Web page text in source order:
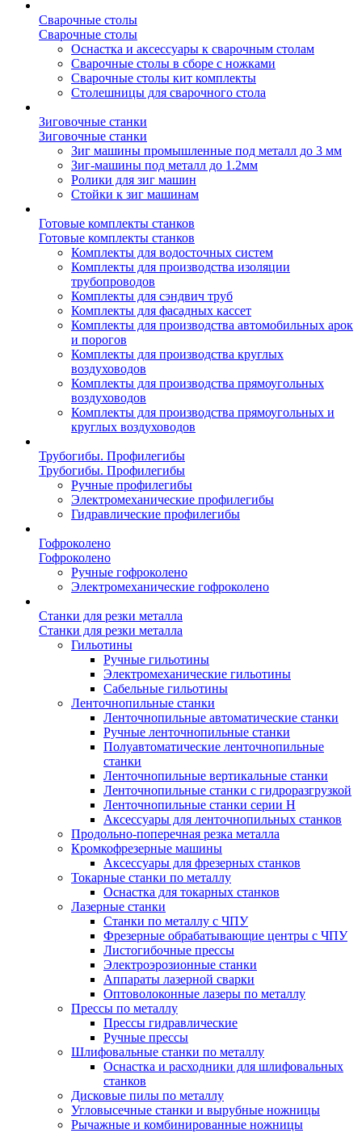
Сварочные столы
Сварочные столы
Оснастка и аксессуары к сварочным столам
Сварочные столы в сборе с ножками
Сварочные столы кит комплекты
Столешницы для сварочного стола
Зиговочные станки
Зиговочные станки
Зиг машины промышленные под металл до 3 мм
Зиг-машины под металл до 1.2мм
Ролики для зиг машин
Стойки к зиг машинам
Готовые комплекты станков
Готовые комплекты станков
Комплекты для водосточных систем
Комплекты для производства изоляции
трубопроводов
Комплекты для сэндвич труб
Комплекты для фасадных кассет
Комплекты для производства автомобильных арок
и порогов
Комплекты для производства круглых
воздуховодов
Комплекты для производства прямоугольных
воздуховодов
Комплекты для производства прямоугольных и
круглых воздуховодов
Трубогибы. Профилегибы
Трубогибы. Профилегибы
Ручные профилегибы
Электромеханические профилегибы
Гидравлические профилегибы
Гофроколено
Гофроколено
Ручные гофроколено
Электромеханические гофроколено
Станки для резки металла
Станки для резки металла
Гильотины
Ручные гильотины
Электромеханические гильотины
Сабельные гильотины
Ленточнопильные станки
Ленточнопильные автоматические станки
Ручные ленточнопильные станки
Полуавтоматические ленточнопильные
станки
Ленточнопильные вертикальные станки
Ленточнопильные станки с гидроразгрузкой
Ленточнопильные станки серии H
Аксессуары для ленточнопильных станков
Продольно-поперечная резка металла
Кромкофрезерные машины
Аксессуары для фрезерных станков
Токарные станки по металлу
Оснастка для токарных станков
Лазерные станки
Станки по металлу с ЧПУ
Фрезерные обрабатывающие центры с ЧПУ
Листогибочные прессы
Электроэрозионные станки
Аппараты лазерной сварки
Оптоволоконные лазеры по металлу
Прессы по металлу
Прессы гидравлические
Ручные прессы
Шлифовальные станки по металлу
Оснастка и расходники для шлифовальных
станков
Дисковые пилы по металлу
Угловысечные станки и вырубные ножницы
Рычажные и комбинированные ножницы